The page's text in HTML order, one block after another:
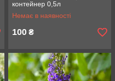
контейнер 0,5л
Немає в наявності
100 ₴